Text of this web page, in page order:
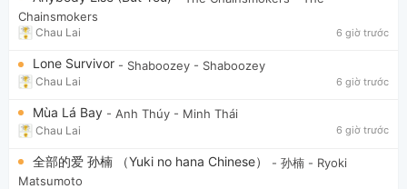
Chainsmokers
Chau Lai 6 giờ trước
Lone Survivor - Shaboozey - Shaboozey
Chau Lai 6 giờ trước
Mùa Lá Bay - Anh Thúy - Minh Thái
Chau Lai 6 giờ trước
全部的爱 孙楠 （Yuki no hana Chinese） - 孙楠 - Ryoki
Matsumoto